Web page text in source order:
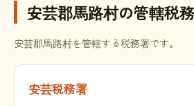
安芸郡馬路村の管轄税
安芸郡馬路村を管轄する税務署です。
安芸税務署